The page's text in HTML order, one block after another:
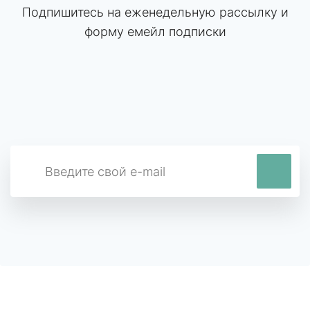
Подпишитесь на еженедельную рассылку и
форму емейл подписки